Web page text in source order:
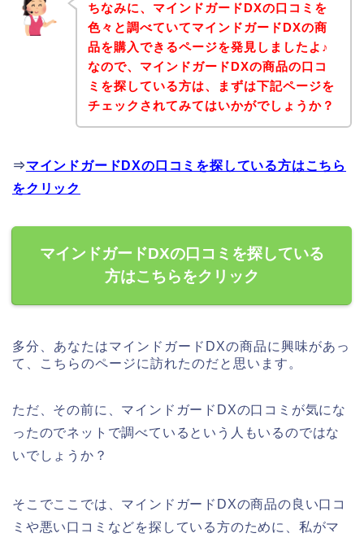
ちなみに、マインドガードDXの口コミを
色々と調べていてマインドガードDXの商
品を購入できるページを発見しましたよ♪
なので、マインドガードDXの商品の口コ
ミを探している方は、まずは下記ページを
チェックされてみてはいかがでしょうか？
⇒マインドガードDXの口コミを探している方はこちら
をクリック
マインドガードDXの口コミを探している
方はこちらをクリック
多分、あなたはマインドガードDXの商品に興味があっ
て、こちらのページに訪れたのだと思います。
ただ、その前に、マインドガードDXの口コミが気にな
ったのでネットで調べているという人もいるのではな
いでしょうか？
そこでここでは、マインドガードDXの商品の良い口コ
ミや悪い口コミなどを探している方のために、私がマ